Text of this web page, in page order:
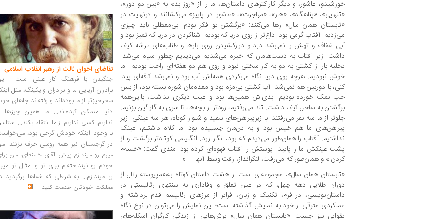
خورشیدو، عاشور، و دیگر کاراکترهای داستان‌ها، ما را از «روز بد» به «بین دو دور»،
«تنهایی»، «پناهگاه»، «هار»، «مهاجرت»، «عاشورا در پاییز» می‌کشانند و درنهایت در
«تابستان همان سال» رها می‌کنند: «برگشتن تو فکر بودم. بی‌معطلی باید چیزی
می‌زدیم. آفتاب گرمی بود. داغ‌تر از روی دریا که بودیم. شناکردن در دریا که تمیز بود و
آبی شفاف و تهش را نمی‌شد دید و درازکشیدن روی بارها و طناب‌های عرشه کیف
داشت. زیر آفتاب به دست‌هامان که خیره می‌شدیم می‌دیدیم چطور سیاه می‌شد.
تخلیه‌ بار از کشتی به‌ دو به کار سختی نبود و روی هم دو هفته‌ای راحت بودیم. اما
خوش نبودیم. هرچه روی دریا نگاه می‌کردی همه‌اش آب بود و نمی‌شد کافه‌ای پیدا
کنی، با دوربین هم نمی‌شد. آب کشتی بی‌مزه بود و معده‌مان شوره بسته بود، از بس
حب نمک خورده بودیم. بدی‌‌اش همین‌ها بود و عیب دیگری نداشت، بااین‌همه
برگشتن به ساحل کیف داشت. تند می‌رفتیم، زودتر از بچه‌ها، تا سری به گاراگین بزنیم.
جلوتر از ما سه نفر می‌رفتند. با زیرپیراهن‌های سفید و شلوار کوتاه، هر سه عینکی. زیر
پیراهن‌های ما هم خیس بود و به تن‌مان چسبیده بود. ما کلاه داشتیم، عینک
نداشتیم. آفتاب را همان‌طور می‌دیدم که بود، انگار زرد. انگلیسی‌‌ کوتاه‌تر برگشت و از
پشت عینکش ما را پایید. پوستش را آفتاب قهوه‌ای کرده بود. مندی گفت: «خسه‌م
کردن.» و همان‌طور که می‌رفت، لنگرانداز، رفت وسط آنها... .»
«تابستان همان سال»، مجموعه‌ای است از هشت داستان کوتاه به‌هم‌پیوسته رئال از
دوران طلایی دهه چهل، که در عین تعلق و وفاداری به سنت­های رئالیستی در
داستان‌نویسی، در فرم، تکنیک و زبان، فراتر از مرزهای رئالیسم قدم برداشته و
عملکردی مترقی از خود به نمایش گذاشته است؛ این نمایش را می‌توان در نوع نگاه
تقوایی نیز جست. «تابستان همان سال» برش‌هایی از زندگی کارگران اسکله‌های
تقاضای اخوان ثالث از رهبر انقلاب اسلامی
جنگیدن با فرهنگ کار عبثی است...
برادران آریایی ما و برادران وایکینگ، مثل
سحرخیزتر از ما بوده‌اند و رفته‌اند جاهای
دنیا مسکن کرده‌اند... ما همین چیزها
نداریم. کسی نداریم از ما انتقاد بکند...
با وجود اینکه خودش گرجی بود،
در گرجستان نیز همه روسی حرف
میرم رو میندازم پیش آقای خامنه‌ای، من
خودم رو نینداخته‌ام برای تو و امثال تو
رو میندازم... به شرطی که شماها برگردید
مملکت خودتان خدمت کنید ...